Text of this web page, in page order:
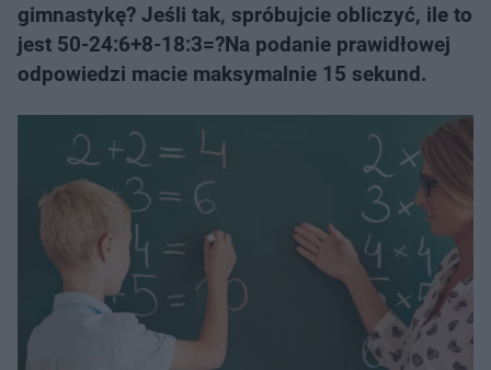
gimnastykę? Jeśli tak, spróbujcie obliczyć, ile to
jest 50-24:6+8-18:3=?Na podanie prawidłowej
odpowiedzi macie maksymalnie 15 sekund.